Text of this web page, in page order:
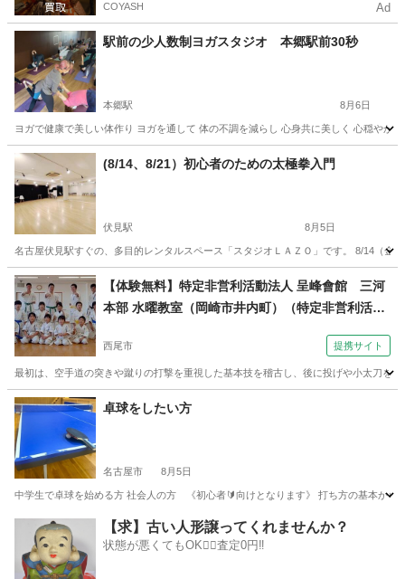
COYASH Ad
駅前の少人数制ヨガスタジオ 本郷駅前30秒
本郷駅 8月6日
ヨガで健康で美しい体作り ヨガを通して 体の不調を減らし 心身共に美しく 心穏やか
愛知 名古屋市 ヨガ 手ぶら
(8/14、8/21）初心者のための太極拳入門
伏見駅 8月5日
名古屋伏見駅すぐの、多目的レンタルスペース「スタジオＬＡＺＯ」です。 8/14（
愛知 名古屋市 伏見駅 太極拳 スタジオ
【体験無料】特定非営利活動法人 呈峰會館 三河
本部 水曜教室（岡崎市井内町）（特定非営利活動
０時～）
西尾市 提携サイト
最初は、空手道の突きや蹴りの打撃を重視した基本技を稽古し、後に投げや小太刀を
愛知 西尾市 空手/他格闘技
卓球をしたい方
名古屋市 8月5日
中学生で卓球を始める方 社会人の方 《初心者🔰向けとなります》 打ち方の基本から
名古屋市 卓球 社会人
【求】古い人形譲ってくれませんか？
状態が悪くてもOK🙆‍♀️査定0円‼️